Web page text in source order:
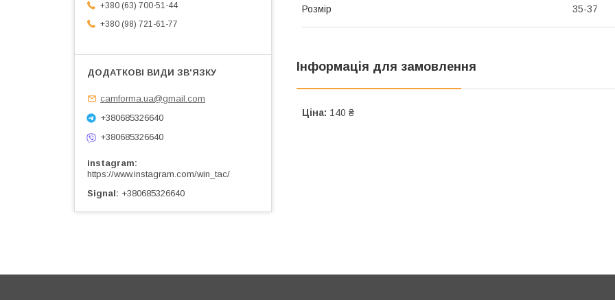
Розмір 35-37
Інформація для замовлення
Ціна: 140 ₴
+380 (63) 700-51-44
+380 (98) 721-61-77
camforma.ua@gmail.com
+380685326640
+380685326640
instagram
https://www.instagram.com/win_tac/
Signal
+380685326640